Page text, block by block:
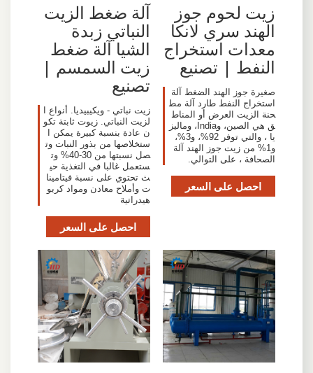
زيت لحوم جوز
الهند سري لانكا
معدات استخراج
النفط | تصنيع
صغيرة جوز الهند الضغط آلة
استخراج النفط طارد آلة مط
حنة الزيت العرض أو المناط
ق هي الصين، وIndia، وماليز
يا ، والتي توفر 92%، و3%،
و1% من زيت جوز الهند آلة
الصحافة ، على التوالي.
احصل على السعر
آلة ضغط الزيت
النباتي زبدة
الشيا آلة ضغط
زيت السمسم |
تصنيع
زيت نباتي - ويكيبيديا. أنواع ا
لزيت النباتي. زيوت ثابتة تكو
ن عادة بنسبة كبيرة يمكن ا
ستخلاصها من بذور النبات وت
صل نسبتها من 30-40% وت
ستعمل غالبا في التغذية حي
ث تحتوي على نسبة فيتامينا
ت وأملاح معادن ومواد كربو
هيدراتية
احصل على السعر